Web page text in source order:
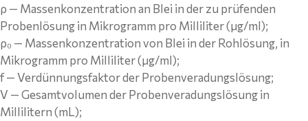
ρ — Massenkonzentration an Blei in der zu prüfenden
Probenlösung in Mikrogramm pro Milliliter (μg/ml);
ρ₀ — Massenkonzentration von Blei in der Rohlösung, in
Mikrogramm pro Milliliter (μg/ml);
f — Verdünnungsfaktor der Probenveradungslösung;
V — Gesamtvolumen der Probenveradungslösung in
Millilitern (mL);